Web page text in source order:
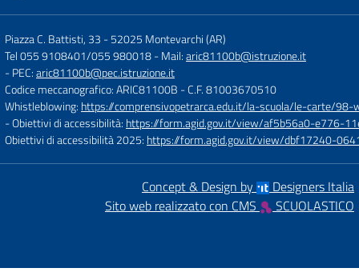
Piazza C. Battisti, 33 -52025 Montevarchi (AR)
Tel 055 9108401/055 980018- Mail:aric81100b@istruzione.it
- PEC:aric81100b@pec.istruzione.it
Codice meccanografico: ARIC81100B - C.F. 81003670510
Whistleblowing: https://comprensivopetrarca.edu.it/la-scuola/le-carte/98-
- Obiettivi di accessibilità: https://form.agid.gov.it/view/af5b56a0-e776-
Obiettivi di accessibilità 2025: https://form.agid.gov.it/view/dbf17240-
Concept & Design by
Designers Italia
Sito web realizzato con CMS
SCUOLASTICO